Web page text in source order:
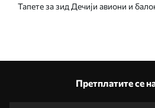
Тапете за зид Дечији авиони и
Претплатите се